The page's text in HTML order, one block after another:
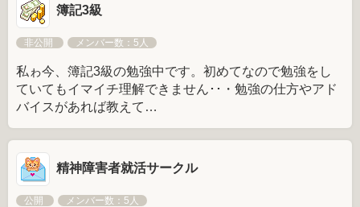
簿記3級
非公開 メンバー数：5人
私ゎ今、簿記3級の勉強中です。初めてなので勉強をし
ていてもイマイチ理解できません･･・勉強の仕方やアド
バイスがあれば教えて…
精神障害者就活サークル
公開 メンバー数：5人